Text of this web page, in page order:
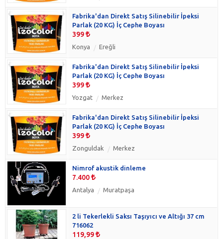
Fabrika'dan Direkt Satış Silinebilir İpeksi
Parlak (20 KG) İç Cephe Boyası
399
Konya Ereğli
Fabrika'dan Direkt Satış Silinebilir İpeksi
Parlak (20 KG) İç Cephe Boyası
399
Yozgat Merkez
Fabrika'dan Direkt Satış Silinebilir İpeksi
Parlak (20 KG) İç Cephe Boyası
399
Zonguldak Merkez
Nimrof akustik dinleme
7.400
Antalya Muratpaşa
2 li Tekerlekli Saksı Taşıyıcı ve Altığı 37 cm
716062
119,99